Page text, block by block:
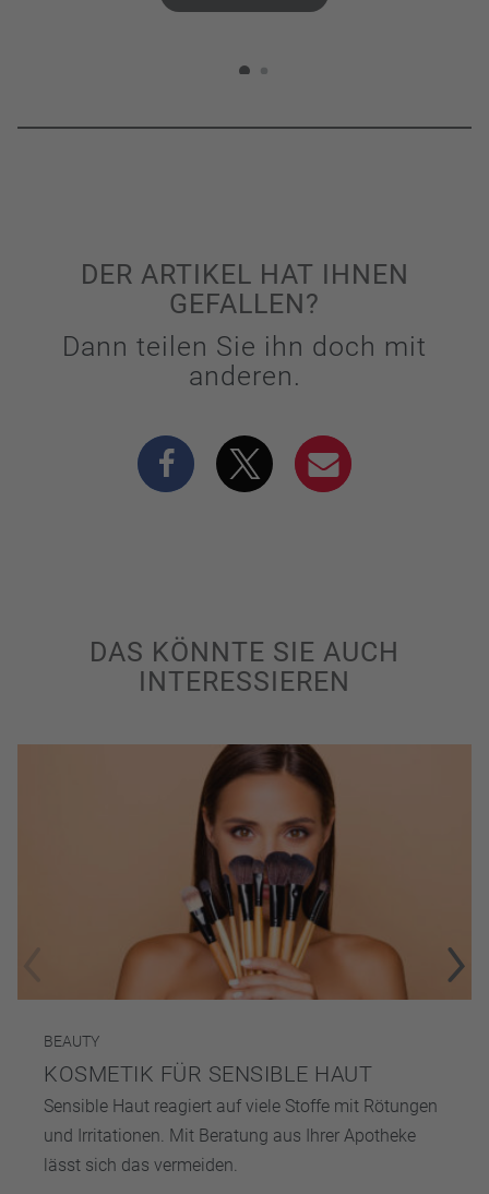
DER ARTIKEL HAT IHNEN
GEFALLEN?
Dann teilen Sie ihn doch mit
anderen.
DAS KÖNNTE SIE AUCH
INTERESSIEREN
BEAUTY
KOSMETIK FÜR SENSIBLE HAUT
Sensible Haut reagiert auf viele Stoffe mit Rötungen
und Irritationen. Mit Beratung aus Ihrer Apotheke
lässt sich das vermeiden.